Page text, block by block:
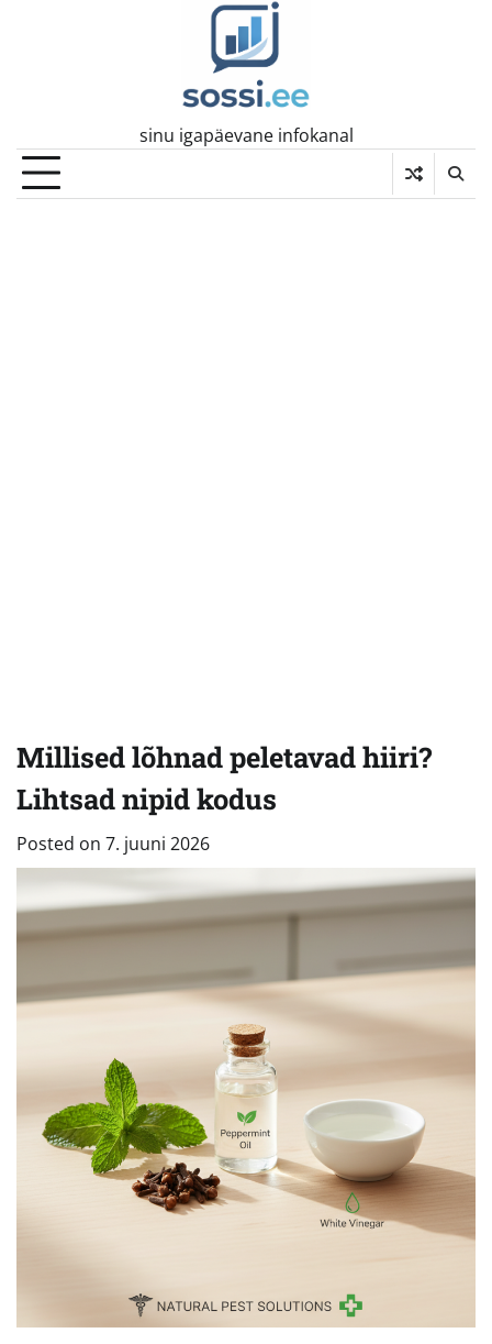
sinu igapäevane infokanal
Millised lõhnad peletavad hiiri?
Lihtsad nipid kodus
Posted on 7. juuni 2026